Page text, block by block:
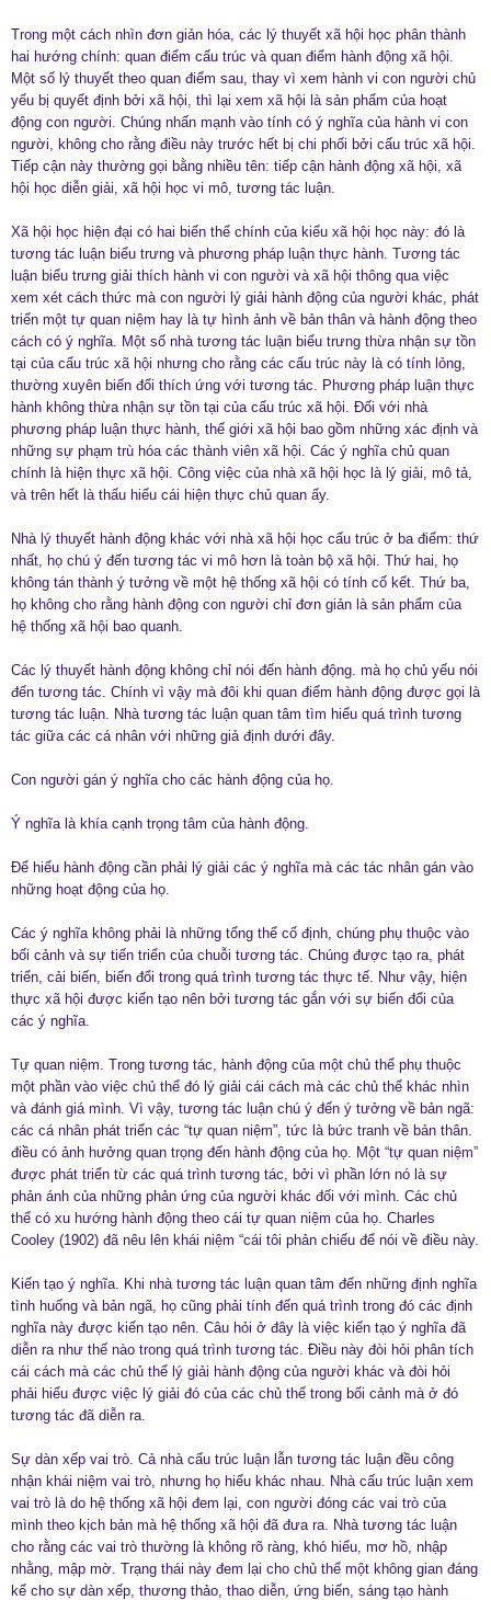
Trong một cách nhìn đơn giản hóa, các lý thuyết xã hội học phân thành
hai hướng chính: quan điểm cấu trúc và quan điểm hành động xã hội.
Một số lý thuyết theo quan điểm sau, thay vì xem hành vi con người chủ
yếu bị quyết định bởi xã hội, thì lại xem xã hội là sản phẩm của hoạt
động con người. Chúng nhấn mạnh vào tính có ý nghĩa của hành vi con
người, không cho rằng điều này trước hết bị chi phối bởi cấu trúc xã hội.
Tiếp cận này thường gọi bằng nhiều tên: tiếp cận hành động xã hội, xã
hội học diễn giải, xã hội học vi mô, tương tác luận.
Xã hội học hiện đại có hai biến thể chính của kiểu xã hội học này: đó là
tương tác luận biểu trưng và phương pháp luận thực hành. Tương tác
luận biểu trưng giải thích hành vi con người và xã hội thông qua việc
xem xét cách thức mà con người lý giải hành động của người khác, phát
triển một tự quan niệm hay là tự hình ảnh về bản thân và hành động theo
cách có ý nghĩa. Một số nhà tương tác luận biểu trưng thừa nhận sự tồn
tại của cấu trúc xã hội nhưng cho rằng các cấu trúc này là có tính lỏng,
thường xuyên biến đổi thích ứng với tương tác. Phương pháp luận thực
hành không thừa nhận sự tồn tại của cấu trúc xã hội. Đối với nhà
phương pháp luận thực hành, thế giới xã hội bao gồm những xác định và
những sự phạm trù hóa các thành viên xã hội. Các ý nghĩa chủ quan
chính là hiện thực xã hội. Công việc của nhà xã hội học là lý giải, mô tả,
và trên hết là thấu hiểu cái hiện thực chủ quan ấy.
Nhà lý thuyết hành động khác với nhà xã hội học cấu trúc ở ba điểm: thứ
nhất, họ chú ý đến tương tác vi mô hơn là toàn bộ xã hội. Thứ hai, họ
không tán thành ý tưởng về một hệ thống xã hội có tính cố kết. Thứ ba,
họ không cho rằng hành động con người chỉ đơn giản là sản phẩm của
hệ thống xã hội bao quanh.
Các lý thuyết hành động không chỉ nói đến hành động. mà họ chủ yếu nói
đến tương tác. Chính vì vậy mà đôi khi quan điểm hành động được gọi là
tương tác luận. Nhà tương tác luận quan tâm tìm hiểu quá trình tương
tác giữa các cá nhân với những giả định dưới đây.
Con người gán ý nghĩa cho các hành động của họ.
Ý nghĩa là khía cạnh trọng tâm của hành động.
Để hiểu hành động cần phải lý giải các ý nghĩa mà các tác nhân gán vào
những hoạt động của họ.
Các ý nghĩa không phải là những tổng thể cố định, chúng phụ thuộc vào
bối cảnh và sự tiến triển của chuỗi tương tác. Chúng được tạo ra, phát
triển, cải biến, biến đổi trong quá trình tương tác thực tế. Như vậy, hiện
thực xã hội được kiến tạo nên bởi tương tác gắn với sự biến đổi của
các ý nghĩa.
Tự quan niệm. Trong tương tác, hành động của một chủ thể phụ thuộc
một phần vào việc chủ thể đó lý giải cái cách mà các chủ thể khác nhìn
và đánh giá mình. Vì vậy, tương tác luận chú ý đến ý tưởng về bản ngã:
các cá nhân phát triển các “tự quan niệm”, tức là bức tranh về bản thân.
điều có ảnh hưởng quan trọng đến hành động của họ. Một “tự quan niệm”
được phát triển từ các quá trình tương tác, bởi vì phần lớn nó là sự
phản ánh của những phản ứng của người khác đối với mình. Các chủ
thể có xu hướng hành động theo cái tự quan niệm của họ. Charles
Cooley (1902) đã nêu lên khái niệm “cái tôi phản chiếu để nói về điều này.
Kiến tạo ý nghĩa. Khi nhà tương tác luận quan tâm đến những định nghĩa
tình huống và bản ngã, họ cũng phải tính đến quá trình trong đó các định
nghĩa này được kiến tạo nên. Câu hỏi ở đây là việc kiến tạo ý nghĩa đã
diễn ra như thế nào trong quá trình tương tác. Điều này đòi hỏi phân tích
cái cách mà các chủ thể lý giải hành động của người khác và đòi hỏi
phải hiểu được việc lý giải đó của các chủ thể trong bối cảnh mà ở đó
tương tác đã diễn ra.
Sự dàn xếp vai trò. Cả nhà cấu trúc luận lẫn tương tác luận đều công
nhận khái niệm vai trò, nhưng họ hiểu khác nhau. Nhà cấu trúc luận xem
vai trò là do hệ thống xã hội đem lại, con người đóng các vai trò của
mình theo kịch bản mà hệ thống xã hội đã đưa ra. Nhà tương tác luận
cho rằng các vai trò thường là không rõ ràng, khó hiểu, mơ hồ, nhập
nhằng, mập mờ. Trạng thái này đem lại cho chủ thể một không gian đáng
kể cho sự dàn xếp, thương thảo, thao diễn, ứng biến, sáng tạo hành